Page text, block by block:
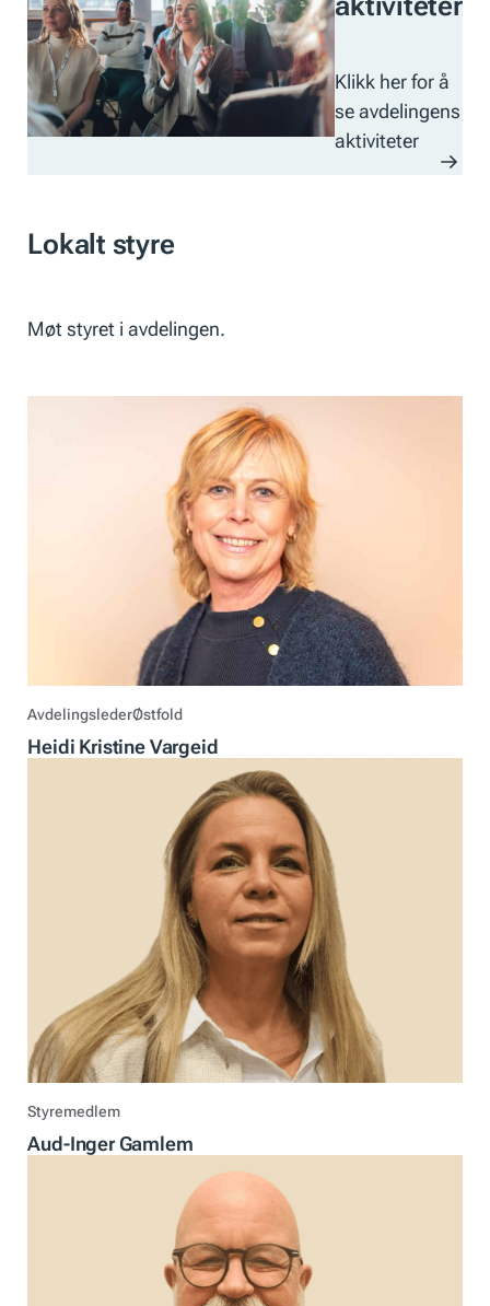
Klikk her for å
se avdelingens
aktiviteter
Lokalt styre
Møt styret i avdelingen.
AvdelingslederØstfold
Heidi Kristine Vargeid
Styremedlem
Aud-Inger Gamlem